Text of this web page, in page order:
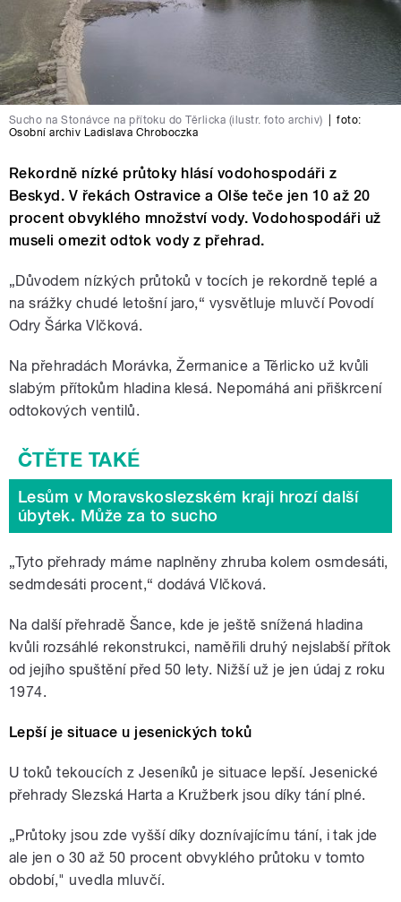
Sucho na Stonávce na přítoku do Těrlicka (ilustr. foto archiv)
foto:
Osobní archiv Ladislava Chroboczka
Rekordně nízké průtoky hlásí vodohospodáři z
Beskyd. V řekách Ostravice a Olše teče jen 10 až 20
procent obvyklého množství vody. Vodohospodáři už
museli omezit odtok vody z přehrad.
„Důvodem nízkých průtoků v tocích je rekordně teplé a
na srážky chudé letošní jaro,“ vysvětluje mluvčí Povodí
Odry Šárka Vlčková.
Na přehradách Morávka, Žermanice a Těrlicko už kvůli
slabým přítokům hladina klesá. Nepomáhá ani přiškrcení
odtokových ventilů.
Lesům v Moravskoslezském kraji hrozí další
úbytek. Může za to sucho
„Tyto přehrady máme naplněny zhruba kolem osmdesáti,
sedmdesáti procent,“ dodává Vlčková.
Na další přehradě Šance, kde je ještě snížená hladina
kvůli rozsáhlé rekonstrukci, naměřili druhý nejslabší přítok
od jejího spuštění před 50 lety. Nižší už je jen údaj z roku
1974.
Lepší je situace u jesenických toků
U toků tekoucích z Jeseníků je situace lepší. Jesenické
přehrady Slezská Harta a Kružberk jsou díky tání plné.
„Průtoky jsou zde vyšší díky doznívajícímu tání, i tak jde
ale jen o 30 až 50 procent obvyklého průtoku v tomto
období," uvedla mluvčí.